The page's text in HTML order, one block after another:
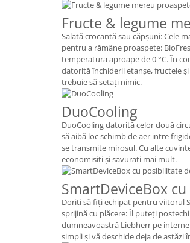
Fructe & legume
Salată crocantă sau căpşuni: Cele
pentru a rămâne proaspete:
temperatura aproape de 0 °C. În
datorită închiderii etanşe, fructele
trebuie să setaţi nimic.
DuoCooling
DuoCooling datorită celor două
să aibă loc schimb de aer intre
se transmite mirosul. Cu alte
economisiţi şi savuraţi mai mult.
SmartDeviceBox
Doriţi să fiţi echipat pentru viitorul
sprijină cu plăcere: Îl puteţi
dumneavoastră Liebherr pe
simpli şi vă deschide deja de